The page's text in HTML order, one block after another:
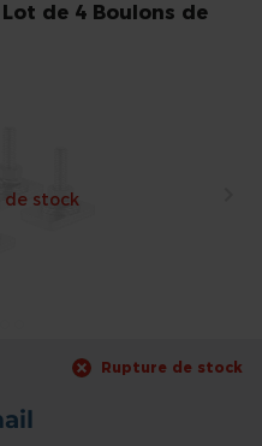
de 4 Boulons de
Rupture de stock
de stock